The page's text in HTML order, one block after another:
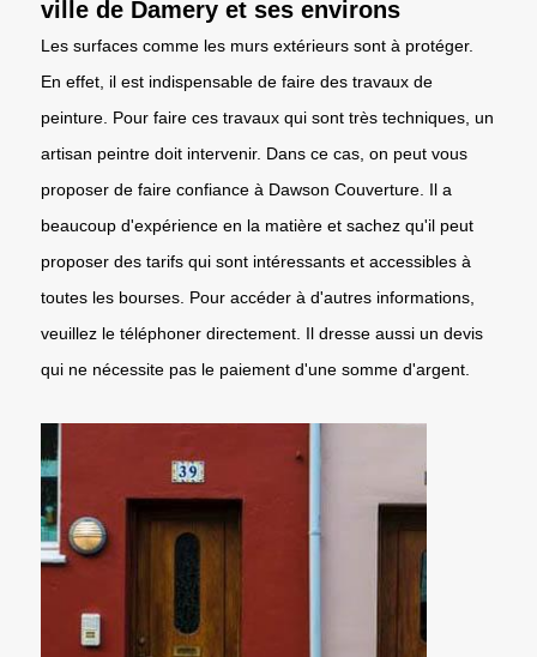
ville de Damery et ses environs
Les surfaces comme les murs extérieurs sont à protéger.
En effet, il est indispensable de faire des travaux de
peinture. Pour faire ces travaux qui sont très techniques, un
artisan peintre doit intervenir. Dans ce cas, on peut vous
proposer de faire confiance à Dawson Couverture. Il a
beaucoup d'expérience en la matière et sachez qu'il peut
proposer des tarifs qui sont intéressants et accessibles à
toutes les bourses. Pour accéder à d'autres informations,
veuillez le téléphoner directement. Il dresse aussi un devis
qui ne nécessite pas le paiement d'une somme d'argent.